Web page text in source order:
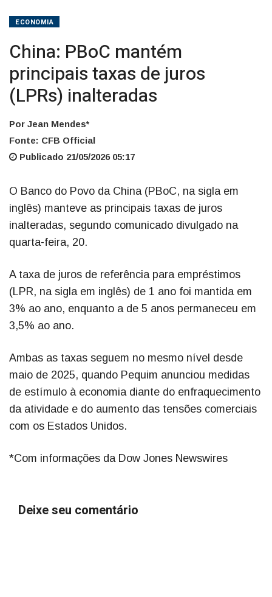
ECONOMIA
China: PBoC mantém
principais taxas de juros
(LPRs) inalteradas
Por Jean Mendes*
Fonte: CFB Official
Publicado 21/05/2026 05:17
O Banco do Povo da China (PBoC, na sigla em
inglês) manteve as principais taxas de juros
inalteradas, segundo comunicado divulgado na
quarta-feira, 20.
A taxa de juros de referência para empréstimos
(LPR, na sigla em inglês) de 1 ano foi mantida em
3% ao ano, enquanto a de 5 anos permaneceu em
3,5% ao ano.
Ambas as taxas seguem no mesmo nível desde
maio de 2025, quando Pequim anunciou medidas
de estímulo à economia diante do enfraquecimento
da atividade e do aumento das tensões comerciais
com os Estados Unidos.
*Com informações da Dow Jones Newswires
Deixe seu comentário